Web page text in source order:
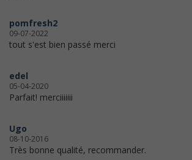
pomfresh2
09-07-2022
tout s'est bien passé merci
edel
05-04-2020
Parfait! merciiiiiii
Ugo
08-10-2016
Très bonne qualité, recommander.